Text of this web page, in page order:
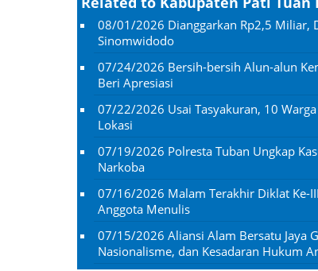
08/01/2026 Dianggarkan Rp2,5 Miliar,
Sinomwidodo
07/24/2026 Bersih-bersih Alun-alun
Beri Apresiasi
07/22/2026 Usai Tasyakuran, 10
Lokasi
07/19/2026 Polresta Tuban Ungkap
Narkoba
07/16/2026 Malam Terakhir Diklat Ke-
Anggota Menulis
07/15/2026 Aliansi Alam Bersatu Jaya
Nasionalisme, dan Kesadaran Hukum